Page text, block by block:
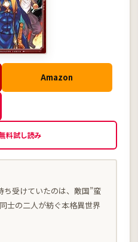
Amazon
料試し読み
受けていたのは、敵国”蛮
士の二人が紡ぐ本格異世界